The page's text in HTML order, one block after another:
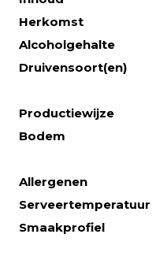
Herkomst
Alcoholgehalte
Druivensoort(en)
Productiewijze
Bodem
Allergenen
Serveertemperatuur
Smaakprofiel